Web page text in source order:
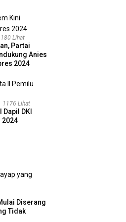
Lihat
Partai
Anies
2024
1176 Lihat
Dapil DKI
2024
Diserang
Tidak